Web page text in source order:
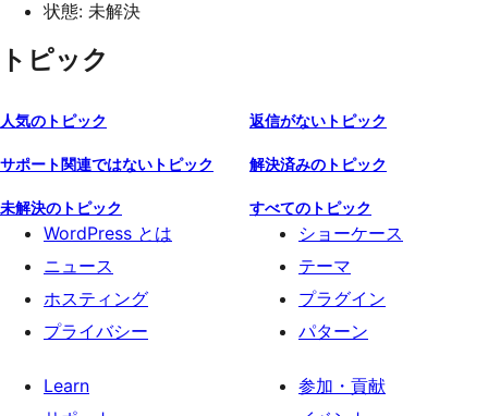
状態: 未解決
トピック
人気のトピック 返信がないトピック
サポート関連ではないトピック 解決済みのトピック
未解決のトピック すべてのトピック
WordPress とは
ニュース
ホスティング
プライバシー
ショーケース
テーマ
プラグイン
パターン
Learn
参加・貢献